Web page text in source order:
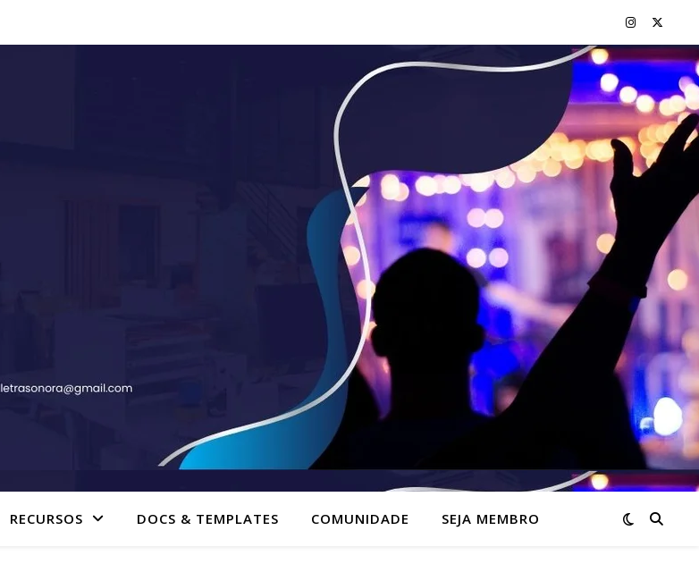
RECURSOS DOCS & TEMPLATES COMUNIDADE SEJA MEMBRO